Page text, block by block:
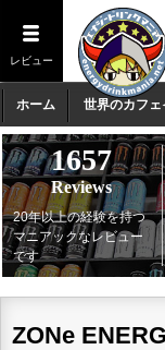
レビュー
ホーム 世界のカフ
1657
Reviews
20年以上の経験を持つ
マニアックなレビュー
です
ZONe